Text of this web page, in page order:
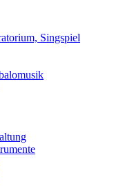
Singspiel